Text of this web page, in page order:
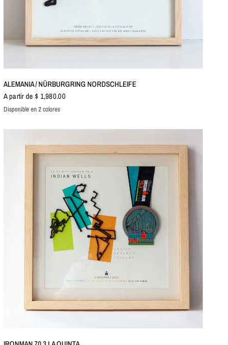
ALEMANIA / NÜRBURGRING NORDSCHLEIFE
A partir de $ 1,980.00
Amarillo
Rojo
Disponible en 2 colores